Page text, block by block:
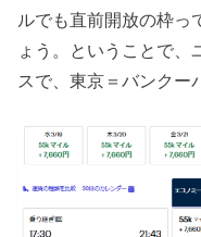
ルでも直前開放の枠っ
ょう。ということで、
スで、東京＝バンクー